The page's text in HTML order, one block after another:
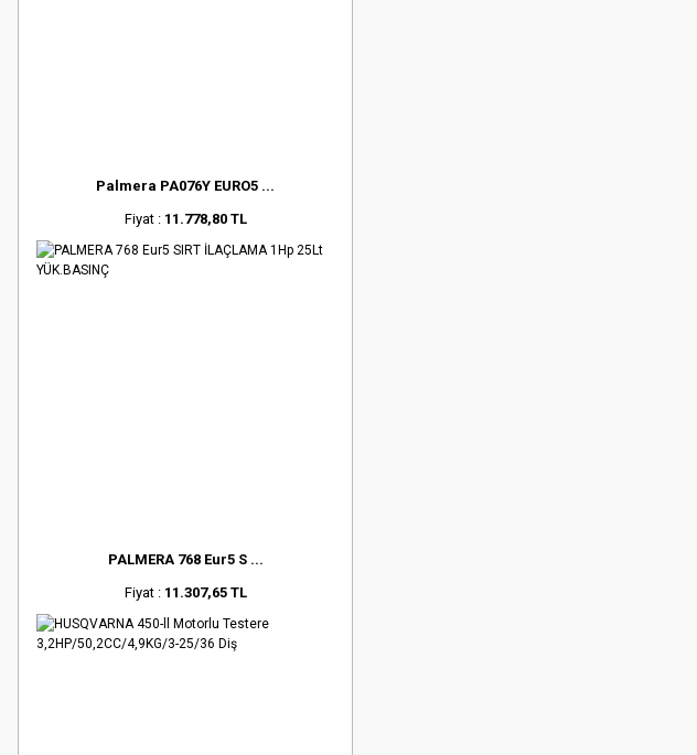
Palmera PA076Y EURO5 ...
Fiyat : 11.778,80 TL
PALMERA 768 Eur5 S ...
Fiyat : 11.307,65 TL